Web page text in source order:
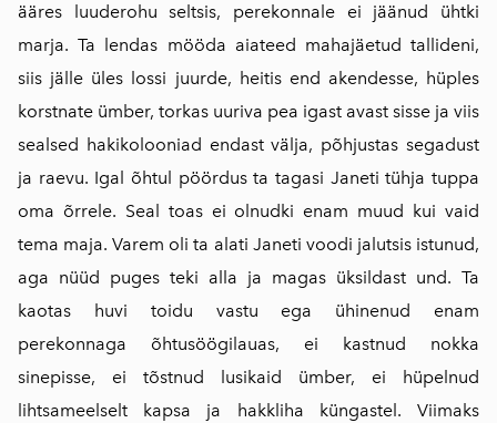
ääres luuderohu seltsis, perekonnale ei jäänud ühtki
marja. Ta lendas mööda aiateed mahajäetud tallideni,
siis jälle üles lossi juurde, heitis end akendesse, hüples
korstnate ümber, torkas uuriva pea igast avast sisse ja viis
sealsed hakikolooniad endast välja, põhjustas segadust
ja raevu. Igal õhtul pöördus ta tagasi Janeti tühja tuppa
oma õrrele. Seal toas ei olnudki enam muud kui vaid
tema maja. Varem oli ta alati Janeti voodi jalutsis istunud,
aga nüüd puges teki alla ja magas üksildast und. Ta
kaotas huvi toidu vastu ega ühinenud enam
perekonnaga õhtusöögilauas, ei kastnud nokka
sinepisse, ei tõstnud lusikaid ümber, ei hüpelnud
lihtsameelselt kapsa ja hakkliha küngastel. Viimaks